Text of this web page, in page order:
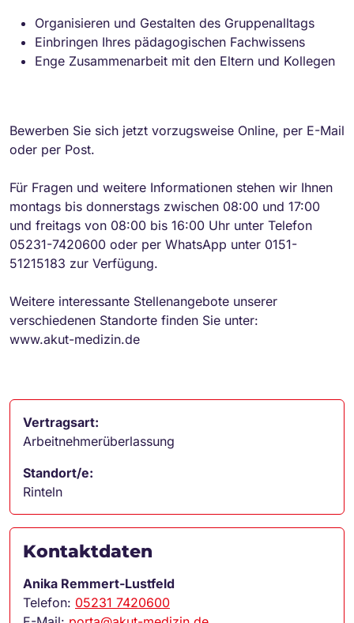
Organisieren und Gestalten des Gruppenalltags
Einbringen Ihres pädagogischen Fachwissens
Enge Zusammenarbeit mit den Eltern und Kollegen
Bewerben Sie sich jetzt vorzugsweise Online, per E-Mail
oder per Post.
Für Fragen und weitere Informationen stehen wir Ihnen
montags bis donnerstags zwischen 08:00 und 17:00
und freitags von 08:00 bis 16:00 Uhr unter Telefon
05231-7420600 oder per WhatsApp unter 0151-
51215183 zur Verfügung.
Weitere interessante Stellenangebote unserer
verschiedenen Standorte finden Sie unter:
www.akut-medizin.de
Vertragsart:
Arbeitnehmerüberlassung
Standort/e:
Rinteln
Kontaktdaten
Anika Remmert-Lustfeld
Telefon: 05231 7420600